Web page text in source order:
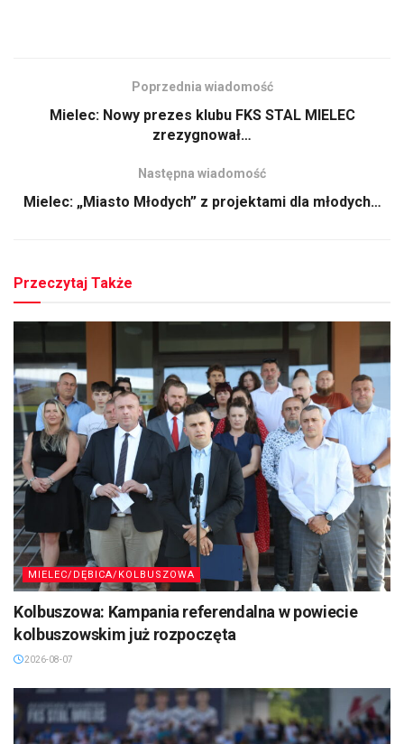
Poprzednia wiadomość
Mielec: Nowy prezes klubu FKS STAL MIELEC
zrezygnował…
Następna wiadomość
Mielec: „Miasto Młodych” z projektami dla młodych…
Przeczytaj Także
MIELEC/DĘBICA/KOLBUSZOWA
Kolbuszowa: Kampania referendalna w powiecie
kolbuszowskim już rozpoczęta
2026-08-07